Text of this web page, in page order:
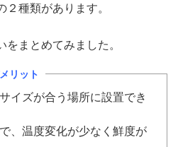
種類があります。
まとめてみました。
リット
イズが合う場所に設置でき
、温度変化が少なく鮮度が